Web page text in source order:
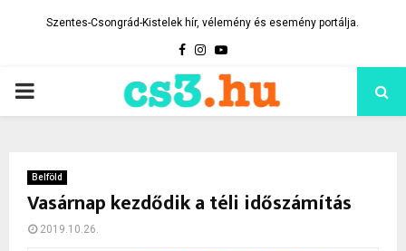
Szentes-Csongrád-Kistelek hír, vélemény és esemény portálja.
Facebook
Instagram
Youtube
PRIMARY
Belföld
Vasárnap kezdődik a téli időszámítás
2019.10.26.